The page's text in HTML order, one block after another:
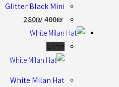
Glitter Black Mini
400₪
280₪
מבצע!
White Milan Hat